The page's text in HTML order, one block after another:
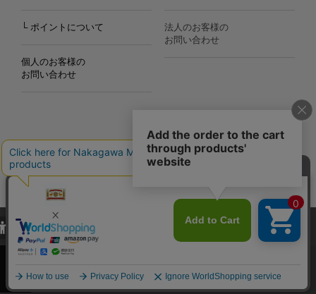
└ ポイントについて
個人のお客様の
お問い合わせ
法人のお客様の
お問い合わせ
Copyright©2000
Nakagawa Masashichi Shoten All Rights Reserved.
当サイトでは、当サイト内における閲覧履歴・属性情報などの取得およ
び利便性向上のためにクッキー（Cookie）を使用いたします。詳細に
関しては「プライバシーポリシー
承諾する